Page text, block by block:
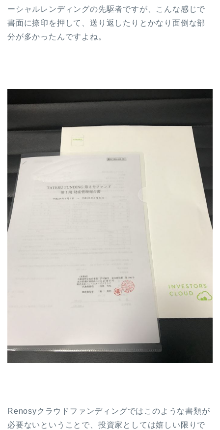
ーシャルレンディングの先駆者ですが、こんな感じで
書面に捺印を押して、送り返したりとかなり面倒な部
分が多かったんですよね。
Renosyクラウドファンディングではこのような書類が
必要ないということで、投資家としては嬉しい限りで